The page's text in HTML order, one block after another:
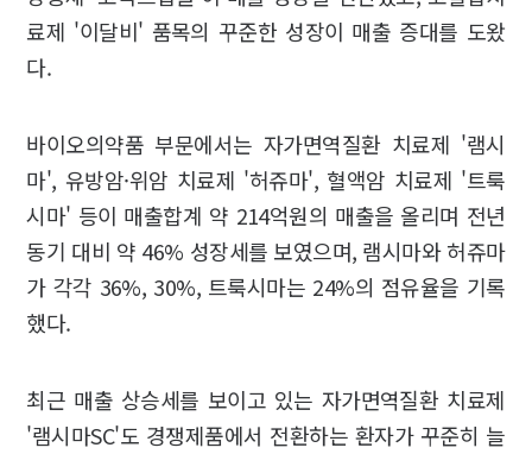
료제 '이달비' 품목의 꾸준한 성장이 매출 증대를 도왔
다.
바이오의약품 부문에서는 자가면역질환 치료제 '램시
마', 유방암·위암 치료제 '허쥬마', 혈액암 치료제 '트룩
시마' 등이 매출합계 약 214억원의 매출을 올리며 전년
동기 대비 약 46% 성장세를 보였으며, 램시마와 허쥬마
가 각각 36%, 30%, 트룩시마는 24%의 점유율을 기록
했다.
최근 매출 상승세를 보이고 있는 자가면역질환 치료제
'램시마SC'도 경쟁제품에서 전환하는 환자가 꾸준히 늘